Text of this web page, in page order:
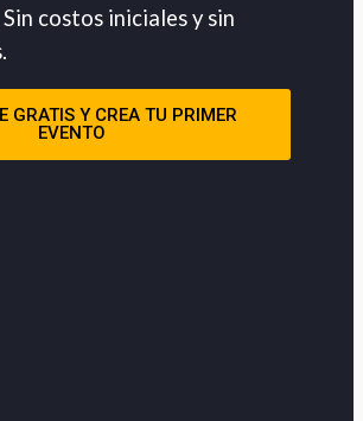
costos iniciales y sin
GRATIS Y CREA TU PRIMER
EVENTO